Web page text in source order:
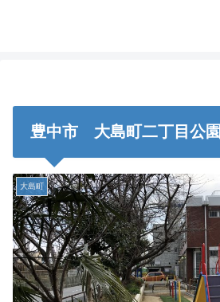
豊中市 大島町二丁目公園
大島町